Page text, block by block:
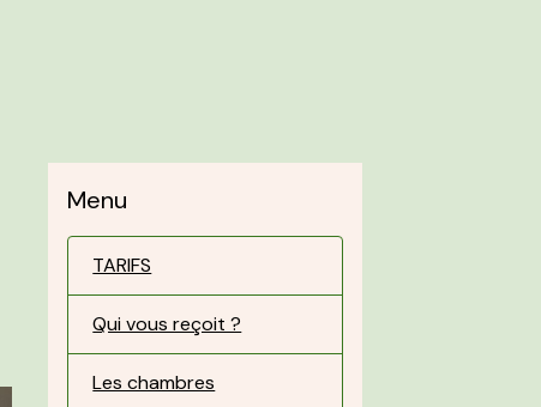
Menu
TARIFS
Qui vous reçoit ?
Les chambres